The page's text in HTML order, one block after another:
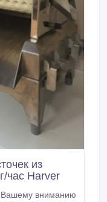
из
час Harver
Вашему вниманию